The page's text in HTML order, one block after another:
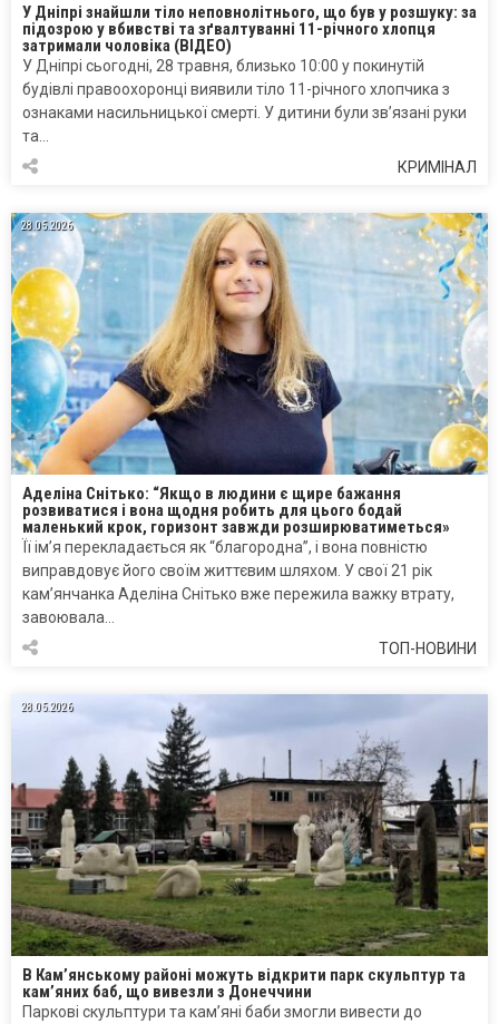
У Дніпрі знайшли тіло неповнолітнього, що був у розшуку: за
підозрою у вбивстві та зґвалтуванні 11-річного хлопця
затримали чоловіка (ВІДЕО)
У Дніпрі сьогодні, 28 травня, близько 10:00 у покинутій
будівлі правоохоронці виявили тіло 11-річного хлопчика з
ознаками насильницької смерті. У дитини були зв’язані руки
та…
КРИМІНАЛ
28.05.2026
Аделіна Снітько: “Якщо в людини є щире бажання
розвиватися і вона щодня робить для цього бодай
маленький крок, горизонт завжди розширюватиметься»
Її ім’я перекладається як “благородна”, і вона повністю
виправдовує його своїм життєвим шляхом. У свої 21 рік
кам’янчанка Аделіна Снітько вже пережила важку втрату,
завоювала…
ТОП-НОВИНИ
28.05.2026
В Кам’янському районі можуть відкрити парк скульптур та
кам’яних баб, що вивезли з Донеччини
Паркові скульптури та кам’яні баби змогли вивести до